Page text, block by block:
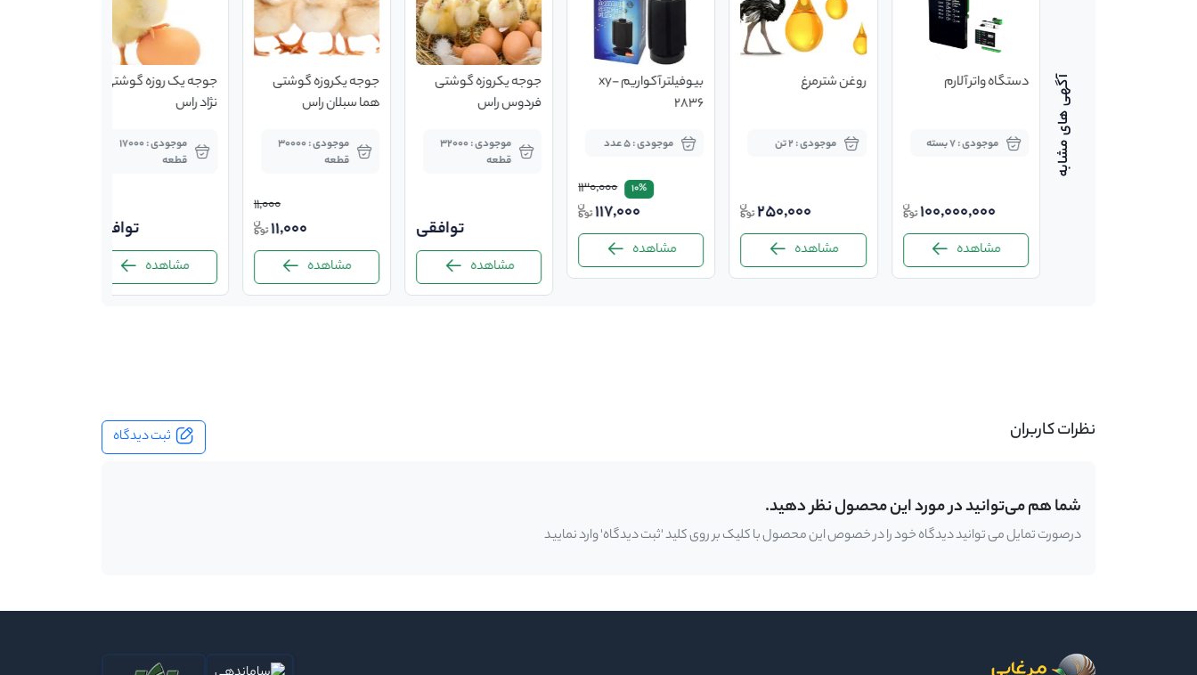
دستگاه واتر آلارم
موجودی : 7 بسته
100,000,000
مشاهده
روغن شترمرغ
موجودی : 2 تن
250,000
مشاهده
بیوفیلتر آکواریم xy-
2836
موجودی : 5 عدد
10%
130,000
117,000
مشاهده
جوجه یکروزه گوشتی
فردوس راس
موجودی : 32000
قطعه
توافقی
مشاهده
جوجه یکروزه گوشتی
هما سبلان راس
موجودی : 30000
قطعه
11,000
11,000
مشاهده
جوجه یک روزه گوشتی
نژاد راس
موجودی : 17000
قطعه
توافقی
مشاهده
نظرات کاربران ثبت دیدگاه
شما هم می‌توانید در مورد این محصول نظر دهید.
درصورت تمایل می توانید دیدگاه خود را در خصوص این محصول با کلیک بر روی کلید 'ثبت دیدگاه' وارد نمایید